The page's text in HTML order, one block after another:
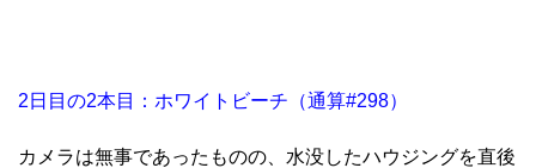
2日目の2本目：ホワイトビーチ（通算#298）
カメラは無事であったものの、水没したハウジングを直後